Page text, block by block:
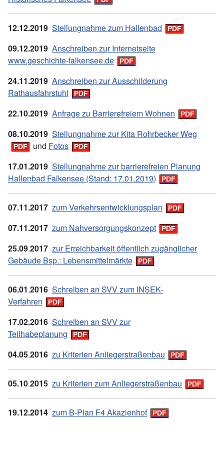
12.12.2019 Stellungnahme zum Hallenbad
09.12.2019 Anschreiben zur Internetseite
www.geschichte-falkensee.de
24.11.2019 Anschreiben zur Ausschilderung
Rathausfahrstuhl
22.10.2019 Anfrage zu Barrierefreiem Wohnen
08.10.2019 Stellungnahme zur Kita Rohrbecker Weg
und Fotos
17.01.2019 Stellungnahme zur barrierefreien Planung
Hallenbad Falkensee (Stand: 17.01.2019)
07.11.2017 zum Verkehrsentwicklungsplan
07.11.2017 zum Nahversorgungskonzept
25.09.2017 zur Erreichbarkeit öffentlich zugänglicher
Gebäude Bsp.: Lebensmittelmärkte
06.01.2016 Schreiben an SVV zum INSEK-
Verfahren
17.02.2016 Schreiben an SVV zur
Teilhabeplanung
04.05.2016 zu Kriterien Anliegerstraßenbau
05.10.2015 zu Kriterien zum Anliegerstraßenbau
19.12.2014 zum B-Plan F4 Akazienhof